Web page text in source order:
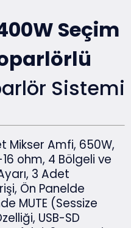
Seçim
Sistemi
Mikser Amfi, 650W,
ohm, 4 Bölgeli ve
3 Adet
Ön Panelde
MUTE (Sessize
USB-SD